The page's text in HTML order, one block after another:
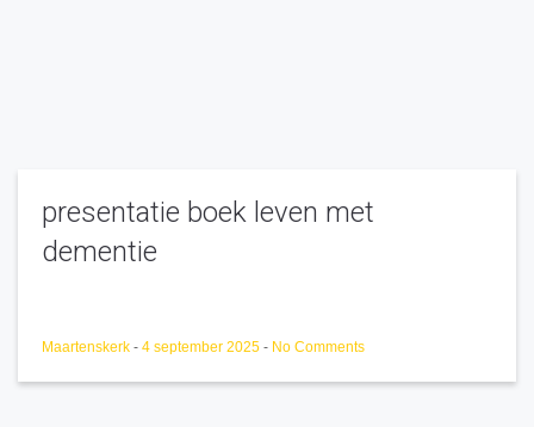
presentatie boek leven met
dementie
Maartenskerk - 4 september 2025 - No Comments